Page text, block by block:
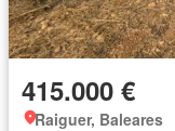
415.000 €
Raiguer, Baleares